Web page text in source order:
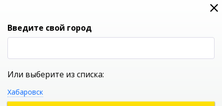
0
УНИВЕРСАЛЬНЫЙ ИНТЕРНЕТ МАГАЗИН
Введите свой город
Или выберите из списка:
Хабаровск